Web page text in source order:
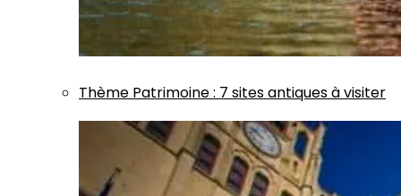
Thème Patrimoine: 7 sites antiques à visiter